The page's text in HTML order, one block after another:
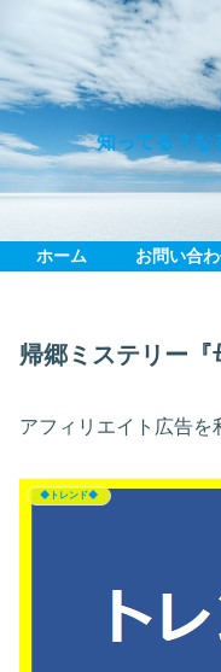
知ってる？な
ホーム お問い合
帰郷ミステリー『
アフィリエイト広告を
◆トレンド◆